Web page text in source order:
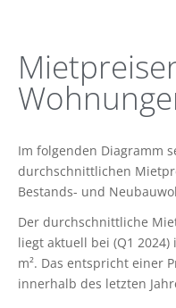
Im folgenden Diagramm
durchschnittlichen
Bestands- und
Der durchschnittliche
liegt aktuell bei (Q1
m². Das entspricht einer
innerhalb des letzten